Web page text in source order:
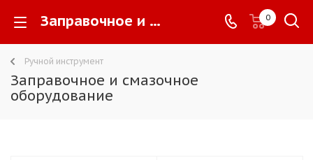
Заправочное и смазочное оборудование - 0
Ручной инструмент
Заправочное и смазочное
оборудование